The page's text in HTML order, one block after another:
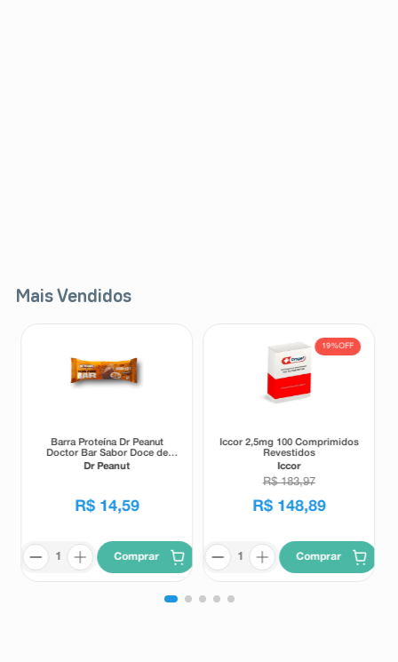
Mais Vendidos
Barra Proteína Dr Peanut
Doctor Bar Sabor Doce de
Leite 62g
Dr Peanut
R$ 14,59
Comprar
19%OFF
Iccor 2,5mg 100 Comprimidos
Revestidos
Iccor
R$ 183,97
R$ 148,89
Comprar